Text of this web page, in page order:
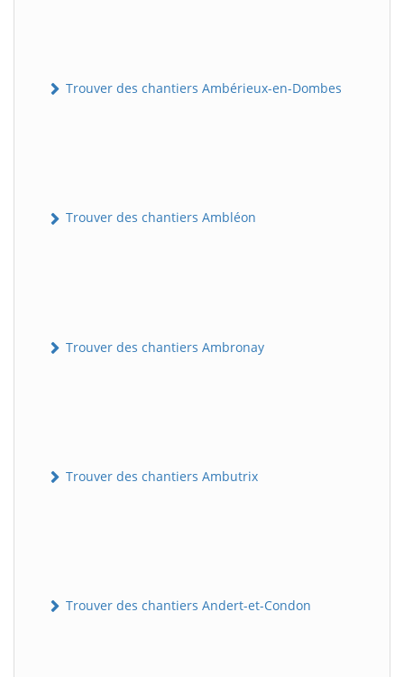
Trouver des chantiers Ambérieux-en-Dombes
Trouver des chantiers Ambléon
Trouver des chantiers Ambronay
Trouver des chantiers Ambutrix
Trouver des chantiers Andert-et-Condon